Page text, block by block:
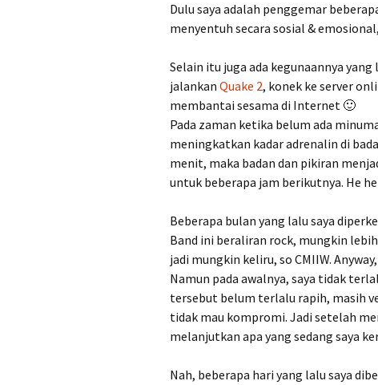
Dulu saya adalah penggemar
menyentuh secara sosial &
Selain itu juga ada kegunaannya
jalankan Quake 2, konek ke server
membantai sesama di Internet 🙂
Pada zaman ketika belum ada
meningkatkan kadar adrenalin di
menit, maka badan dan pikiran
untuk beberapa jam berikutnya. He
Beberapa bulan yang lalu saya
Band ini beraliran rock, mungkin
jadi mungkin keliru, so CMIIW.
Namun pada awalnya, saya tidak
tersebut belum terlalu rapih, masih
tidak mau kompromi. Jadi setelah
melanjutkan apa yang sedang saya
Nah, beberapa hari yang lalu saya